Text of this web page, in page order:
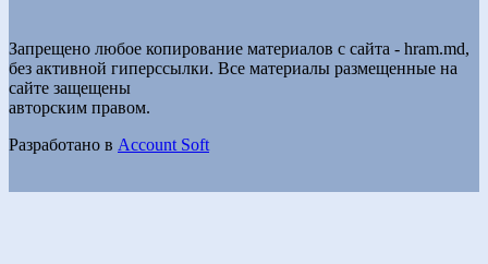
Запрещено любое копирование материалов с сайта - hram.md,
без активной гиперссылки. Все материалы размещенные на
сайте защещены
авторским правом.
Разработано в Account Soft